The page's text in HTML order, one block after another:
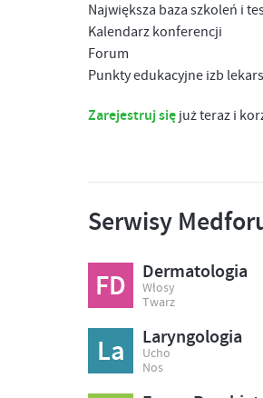
Największa baza szkoleń i
Kalendarz konferencji
Forum
Punkty edukacyjne izb
Zarejestruj się już teraz i
Serwisy
FD Dermatologia
Włosy
Twarz
La Laryngologia
Ucho
Nos